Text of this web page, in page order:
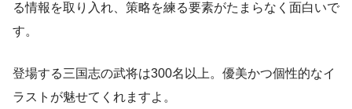
る情報を取り入れ、策略を練る要素がたまらなく面白いで
す。
登場する三国志の武将は300名以上。優美かつ個性的なイ
ラストが魅せてくれますよ。